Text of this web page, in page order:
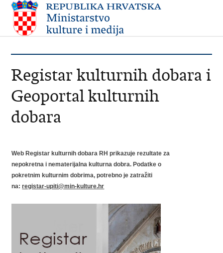
Registar kulturnih dobara i
Geoportal kulturnih
dobara
Web Registar kulturnih dobara RH prikazuje rezultate za
nepokretna i nematerijalna kulturna dobra. Podatke o
pokretnim kulturnim dobrima, potrebno je zatražiti
na:registar-upiti@min-kulture.hr